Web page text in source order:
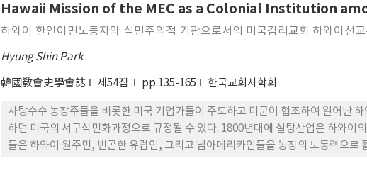
하고 있다. 다섯째, 시찰위원회와 같이 현장에 필요한 독자적인 제도를 만들기도
기본적인 정치체제를 따르면서 1907년 당시 한국장로교회의 상황을 고려한 내용도
Hawaii Mission of the MEC as a Colonial Institution
하와이 한인이민노동자와 식민주의적 기관으로서의 미국감리교회 하와이선
Hyung Shin Park
韓國敎會史學會誌 제54집 pp.135-165 한국교회사학회
사탕수수 농장주들을 비롯한 미국 기업가들이 주도하고 미군이 협조하여 일어난
하던 미국의 서구식민화과정으로 규정될 수 있다. 1800년대에 설탕산업은 하와이
들은 하와이 원주민, 빈곤한 유럽인, 그리고 남아메리카인들을 농장의 노동력으로